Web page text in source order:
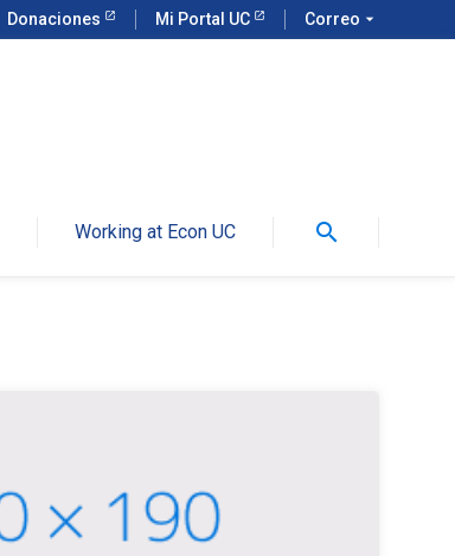
Donaciones Mi Portal UC Correo arrow_drop_down
Working at Econ UC search